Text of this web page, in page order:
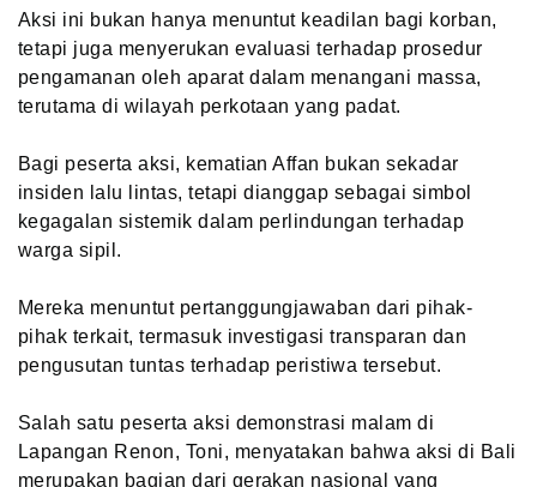
Aksi ini bukan hanya menuntut keadilan bagi korban,
tetapi juga menyerukan evaluasi terhadap prosedur
pengamanan oleh aparat dalam menangani massa,
terutama di wilayah perkotaan yang padat.
Bagi peserta aksi, kematian Affan bukan sekadar
insiden lalu lintas, tetapi dianggap sebagai simbol
kegagalan sistemik dalam perlindungan terhadap
warga sipil.
Mereka menuntut pertanggungjawaban dari pihak-
pihak terkait, termasuk investigasi transparan dan
pengusutan tuntas terhadap peristiwa tersebut.
Salah satu peserta aksi demonstrasi malam di
Lapangan Renon, Toni, menyatakan bahwa aksi di Bali
merupakan bagian dari gerakan nasional yang